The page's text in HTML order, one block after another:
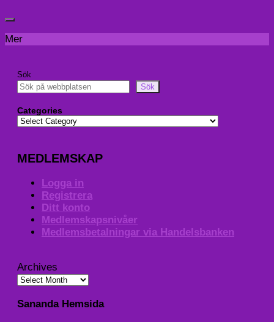
Mer
Sök
Sök
Categories
MEDLEMSKAP
Logga in
Registrera
Ditt konto
Medlemskapsnivåer
Medlemsbetalningar via Handelsbanken
Archives
Sananda Hemsida